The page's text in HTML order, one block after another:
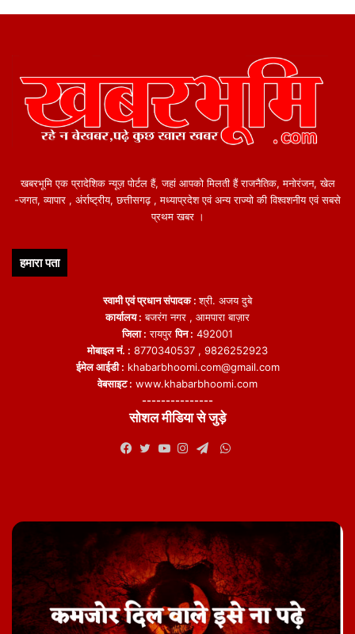
खबरभूमि एक प्रादेशिक न्यूज़ पोर्टल हैं, जहां आपको मिलती हैं राजनैतिक, मनोरंजन, खेल
-जगत, व्यापार , अंर्राष्ट्रीय, छत्तीसगढ़ , मध्याप्रदेश एवं अन्य राज्यो की विश्वशनीय एवं सबसे
प्रथम खबर ।
हमारा पता
स्वामी एवं प्रधान संपादक :श्री. अजय दुबे
कार्यालय : बजरंग नगर , आमपारा बाज़ार
जिला : रायपुरपिन : 492001
मोबाइल नं. : 8770340537 , 9826252923
ईमेल आईडी : khabarbhoomi.com@gmail.com
वेबसाइट : www.khabarbhoomi.com
---------------
सोशल मीडिया से जुड़े
WhatsApp